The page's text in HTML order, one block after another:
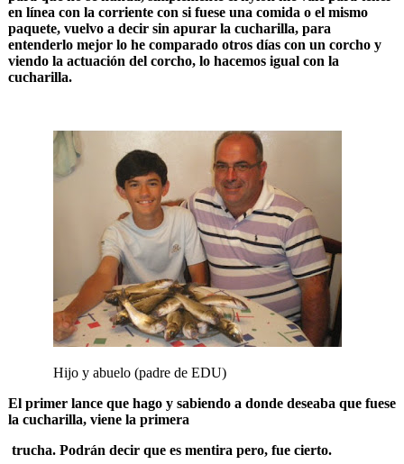
en línea con la corriente con si fuese una comida o el mismo
paquete, vuelvo a decir sin apurar la cucharilla, para
entenderlo mejor lo he comparado otros días con un corcho y
viendo la actuación del corcho, lo hacemos igual con la
cucharilla.
Hijo y abuelo (padre de EDU)
El primer lance que hago y sabiendo a donde deseaba que fuese
la cucharilla, viene la primera
trucha. Podrán decir que es mentira pero, fue cierto.